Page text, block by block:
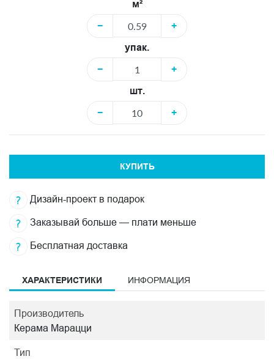
м²
−
+
упак.
−
+
шт.
−
+
КУПИТЬ
Дизайн-проект в подарок
Заказывай больше — плати меньше
Бесплатная доставка
ХАРАКТЕРИСТИКИ ИНФОРМАЦИЯ
Производитель
Керама Марацци
Тип